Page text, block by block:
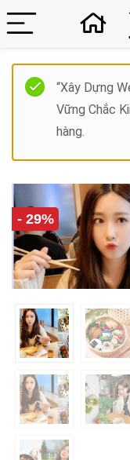
“Xây Dựng
Vững Chắc
hàng.
- 29%